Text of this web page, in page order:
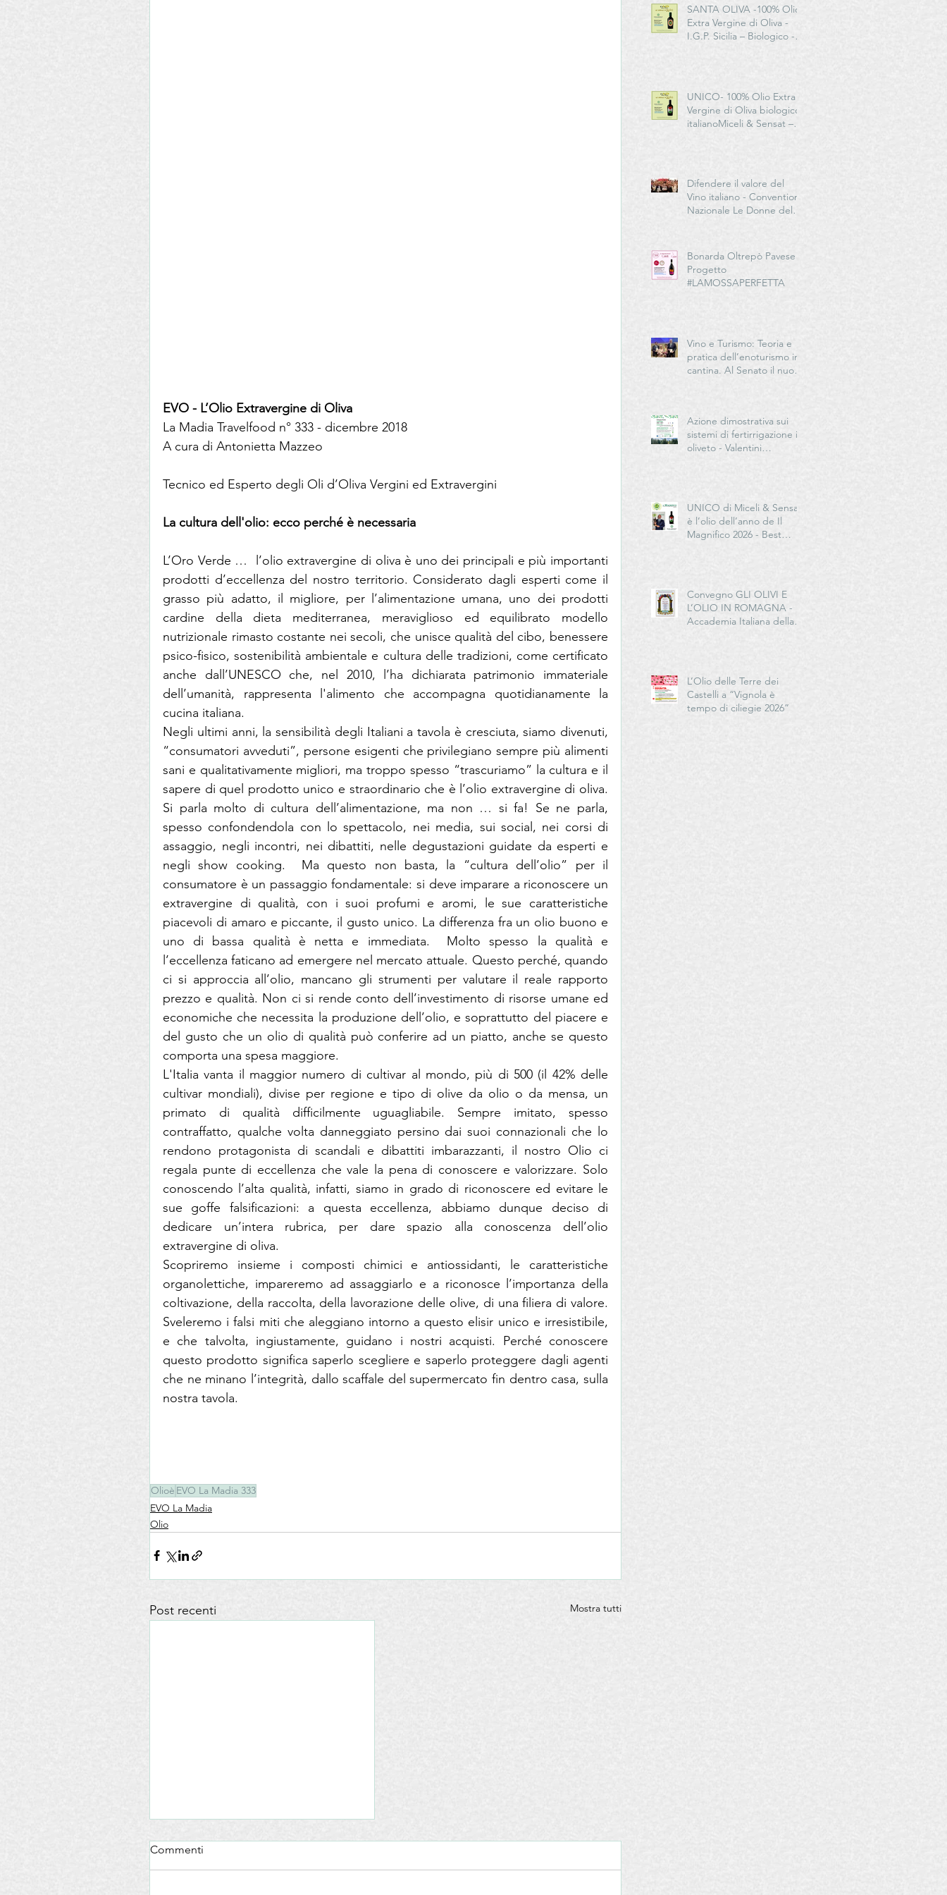
EVO - L’Olio Extravergine di Oliva
La Madia Travelfood n° 333 - dicembre 2018
A cura di Antonietta Mazzeo
Tecnico ed Esperto degli Oli d’Oliva Vergini ed Extravergini
La cultura dell'olio: ecco perché è necessaria
L’Oro Verde …  l’olio extravergine di oliva è uno dei principali e più importanti
prodotti d’eccellenza del nostro territorio. Considerato dagli esperti come il
grasso più adatto, il migliore, per l’alimentazione umana, uno dei prodotti
cardine della dieta mediterranea, meraviglioso ed equilibrato modello
nutrizionale rimasto costante nei secoli, che unisce qualità del cibo, benessere
psico-fisico, sostenibilità ambientale e cultura delle tradizioni, come certificato
anche dall’UNESCO che, nel 2010, l’ha dichiarata patrimonio immateriale
dell’umanità, rappresenta l'alimento che accompagna quotidianamente la
cucina italiana.
Negli ultimi anni, la sensibilità degli Italiani a tavola è cresciuta, siamo divenuti,
“consumatori avveduti”, persone esigenti che privilegiano sempre più alimenti
sani e qualitativamente migliori, ma troppo spesso “trascuriamo” la cultura e il
sapere di quel prodotto unico e straordinario che è l’olio extravergine di oliva.
Si parla molto di cultura dell’alimentazione, ma non … si fa! Se ne parla,
spesso confondendola con lo spettacolo, nei media, sui social, nei corsi di
assaggio, negli incontri, nei dibattiti, nelle degustazioni guidate da esperti e
negli show cooking.  Ma questo non basta, la “cultura dell’olio” per il
consumatore è un passaggio fondamentale: si deve imparare a riconoscere un
extravergine di qualità, con i suoi profumi e aromi, le sue caratteristiche
piacevoli di amaro e piccante, il gusto unico. La differenza fra un olio buono e
uno di bassa qualità è netta e immediata.  Molto spesso la qualità e
l’eccellenza faticano ad emergere nel mercato attuale. Questo perché, quando
ci si approccia all’olio, mancano gli strumenti per valutare il reale rapporto
prezzo e qualità. Non ci si rende conto dell’investimento di risorse umane ed
economiche che necessita la produzione dell’olio, e soprattutto del piacere e
del gusto che un olio di qualità può conferire ad un piatto, anche se questo
comporta una spesa maggiore.
L'Italia vanta il maggior numero di cultivar al mondo, più di 500 (il 42% delle
cultivar mondiali), divise per regione e tipo di olive da olio o da mensa, un
primato di qualità difficilmente uguagliabile. Sempre imitato, spesso
contraffatto, qualche volta danneggiato persino dai suoi connazionali che lo
rendono protagonista di scandali e dibattiti imbarazzanti, il nostro Olio ci
regala punte di eccellenza che vale la pena di conoscere e valorizzare. Solo
conoscendo l’alta qualità, infatti, siamo in grado di riconoscere ed evitare le
sue goffe falsificazioni: a questa eccellenza, abbiamo dunque deciso di
dedicare un’intera rubrica, per dare spazio alla conoscenza dell’olio
extravergine di oliva.
Scopriremo insieme i composti chimici e antiossidanti, le caratteristiche
organolettiche, impareremo ad assaggiarlo e a riconosce l’importanza della
coltivazione, della raccolta, della lavorazione delle olive, di una filiera di valore.
Sveleremo i falsi miti che aleggiano intorno a questo elisir unico e irresistibile,
e che talvolta, ingiustamente, guidano i nostri acquisti. Perché conoscere
questo prodotto significa saperlo scegliere e saperlo proteggere dagli agenti
che ne minano l’integrità, dallo scaffale del supermercato fin dentro casa, sulla
nostra tavola.
Olioè EVO La Madia 333
EVO La Madia
Olio
Post recenti Mostra tutti
Commenti
SANTA OLIVA -100% Olio
Extra Vergine di Oliva -
I.G.P. Sicilia – Biologico -
UNICO- 100% Olio Extra
Vergine di Oliva biologico
italianoMiceli & Sensat –
Difendere il valore del
Vino italiano - Convention
Nazionale Le Donne del
Bonarda Oltrepò Pavese -
Progetto
#LAMOSSAPERFETTA
Vino e Turismo: Teoria e
pratica dell’enoturismo in
cantina. Al Senato il nuovo
Azione dimostrativa sui
sistemi di fertirrigazione in
oliveto - Valentini
UNICO di Miceli & Sensat
è l’olio dell’anno de Il
Magnifico 2026 - Best
Convegno GLI OLIVI E
L’OLIO IN ROMAGNA -
Accademia Italiana della
L’Olio delle Terre dei
Castelli a “Vignola è
tempo di ciliegie 2026”